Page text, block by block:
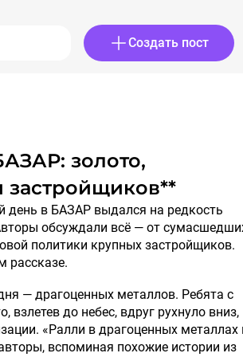
Создать пост
застройщиков**
обсуждали всё — от
политики крупных застройщиков.
рассказе.
— драгоценных металлов. Ребята с
до небес, вдруг рухнуло вниз,
«Ралли в драгоценных металлах
вспоминая похожие истории из